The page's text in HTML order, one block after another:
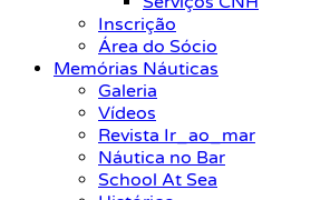
Inscrição
Área do Sócio
Memórias Náuticas
Galeria
Vídeos
Revista Ir_ao_mar
Náutica no Bar
School At Sea